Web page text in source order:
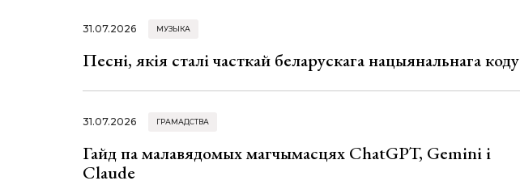
31.07.2026 МУЗЫКА
Песні, якія сталі часткай беларускага нацыянальнага коду
31.07.2026 ГРАМАДСТВА
Гайд па малавядомых магчымасцях ChatGPT, Gemini і
Claude